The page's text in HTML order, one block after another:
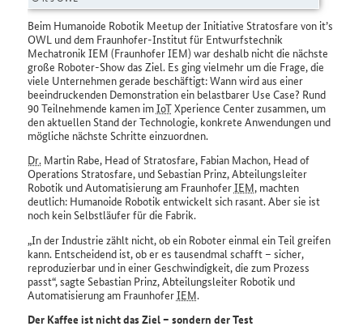
Beim Humanoide Robotik Meetupder Initiative Stratosfare von it’s
OWL und dem Fraunhofer-Institut für Entwurfstechnik
Mechatronik IEM (Fraunhofer IEM) war deshalb nicht die nächste
große Roboter-Show das Ziel. Es ging vielmehr um die Frage, die
viele Unternehmen gerade beschäftigt: Wann wird aus einer
beeindruckenden Demonstration ein belastbarer Use Case? Rund
90 Teilnehmende kamen imIoTXperience Centerzusammen, um
den aktuellen Stand der Technologie, konkrete Anwendungen und
mögliche nächste Schritte einzuordnen.
Dr.Martin Rabe, Head of Stratosfare, Fabian Machon, Head of
Operations Stratosfare, und Sebastian Prinz, Abteilungsleiter
Robotik und Automatisierung am FraunhoferIEM, machten
deutlich: Humanoide Robotik entwickelt sich rasant. Aber sie ist
noch kein Selbstläufer für die Fabrik.
In der Industrie zählt nicht, ob ein Roboter einmal ein Teil greifen
kann. Entscheidend ist, ob er es tausendmal schafft – sicher,
reproduzierbar und in einer Geschwindigkeit, die zum Prozess
passt , sagte Sebastian Prinz, Abteilungsleiter Robotik und
Automatisierung am FraunhoferIEM.
Der Kaffee ist nicht das Ziel – sondern der Test